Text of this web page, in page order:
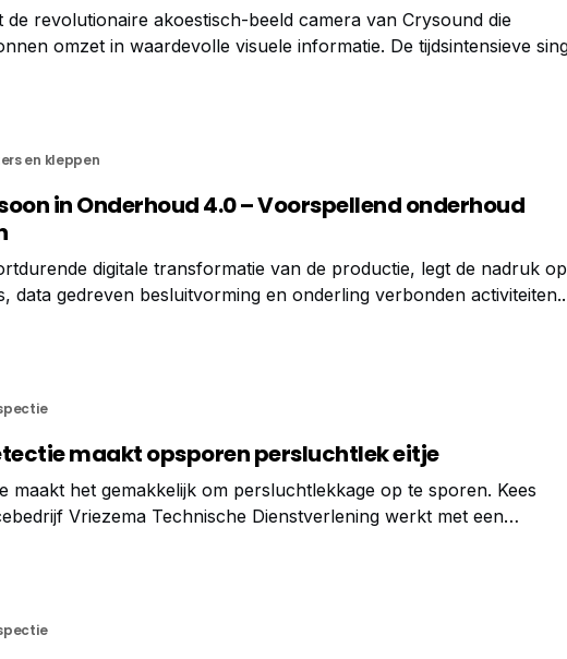
de revolutionaire akoestisch-beeld camera van Crysound die
in waardevolle visuele informatie. De tijdsintensieve single
een conventionele ultrasoonmeter wordt met deze techniek
en kleppen
in Onderhoud 4.0 – Voorspellend onderhoud
digitale transformatie van de productie, legt de nadruk op
data gedreven besluitvorming en onderling verbonden activiteiten.
fundamenteel onderdeel zijn van deze revolutie en
maakt opsporen persluchtlek eitje
maakt het gemakkelijk om persluchtlekkage op te sporen. Kees
­Vriezema Technische Dienstverlening werkt met een
hij ook gebruikt voor energie-audits.